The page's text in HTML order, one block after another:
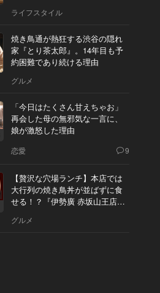
ライフスタイル
焼き鳥通が熱狂する渋谷の隠れ
家『とり茶太郎』。14年目も予
約困難であり続ける理由
グルメ
「今日はたくさん甘えちゃお」
再会した母の無邪気な一言に、
娘が激怒した理由
恋愛 9
【贅沢な穴場ランチ】本店では
大行列の焼き鳥丼が並ばずに食
せる！？『伊勢廣 赤坂山王店』
グルメ